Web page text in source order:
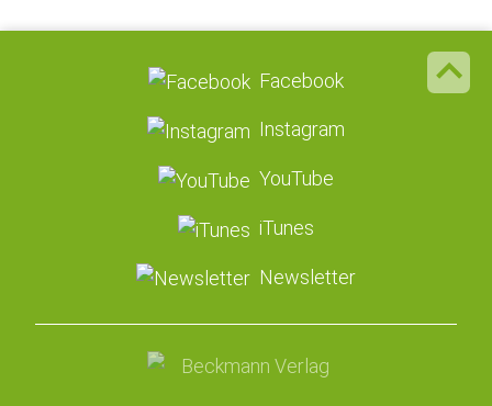
Facebook
Instagram
YouTube
iTunes
Newsletter